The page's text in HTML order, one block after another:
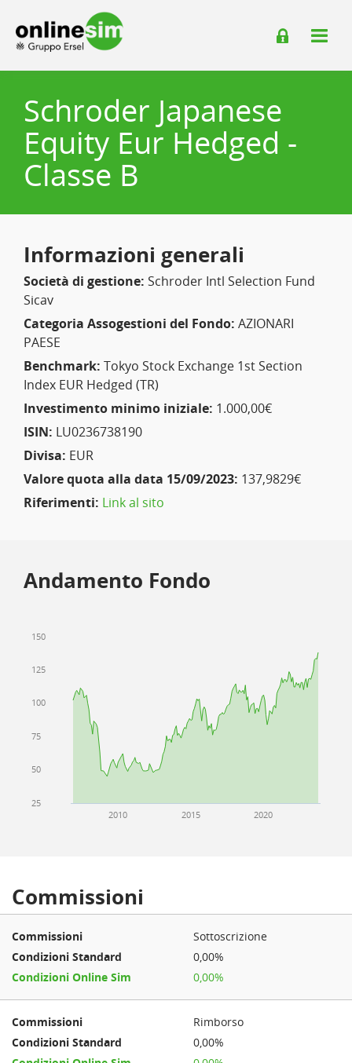
Schroder Japanese
Equity Eur Hedged -
Classe B
Informazioni generali
Società di gestione: Schroder Intl Selection Fund
Sicav
Categoria Assogestioni del Fondo: AZIONARI
PAESE
Benchmark: Tokyo Stock Exchange 1st Section
Index EUR Hedged (TR)
Investimento minimo iniziale: 1.000,00€
ISIN: LU0236738190
Divisa: EUR
Valore quota alla data 15/09/2023: 137,9829€
Riferimenti: Link al sito
Andamento Fondo
2010 2015 2020
25
50
75
100
125
150
Commissioni
Sottoscrizione
0,00%
0,00%
Rimborso
0,00%